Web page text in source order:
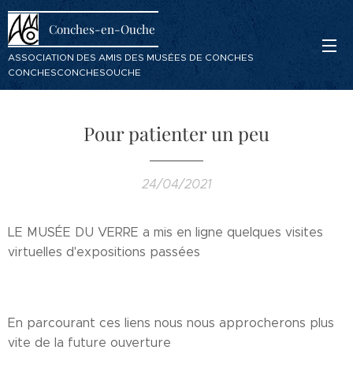
Conches-en-Ouche
ASSOCIATION DES AMIS DES MUSÉES DE CONCHES
CONCHESCONCHESOUCHE
Pour patienter un peu
24/04/2021
LE MUSÉE DU VERRE a mis en ligne quelques visites
virtuelles d'expositions passées
En parcourant ces liens nous nous approcherons plus
vite de la future ouverture